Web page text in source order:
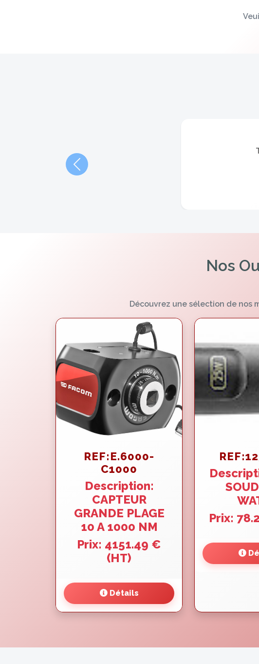
Précédent
Nos
Découvrez une sélection de nos
REF:E.6000-
C1000
Description:
CAPTEUR
GRANDE PLAGE
10 A 1000 NM
Prix: 4151.49 €
(HT)
Détails
Prix: